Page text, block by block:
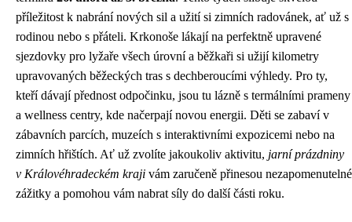
příležitost k nabrání nových sil a užití si zimních radovánek, ať už s
rodinou nebo s přáteli. Krkonoše lákají na perfektně upravené
sjezdovky pro lyžaře všech úrovní a běžkaři si užijí kilometry
upravovaných běžeckých tras s dechberoucími výhledy. Pro ty,
kteří dávají přednost odpočinku, jsou tu lázně s termálními prameny
a wellness centry, kde načerpají novou energii. Děti se zabaví v
zábavních parcích, muzeích s interaktivními expozicemi nebo na
zimních hřištích. Ať už zvolíte jakoukoliv aktivitu, jarní prázdniny
v Královéhradeckém kraji vám zaručeně přinesou nezapomenutelné
zážitky a pomohou vám nabrat síly do další části roku.